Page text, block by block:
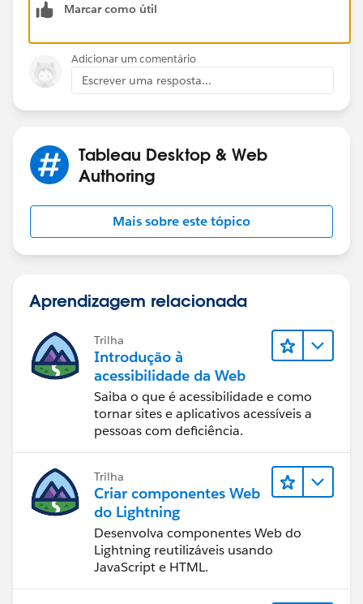
Marcar como útil
Adicionar um comentário
Escrever uma resposta...
Tableau Desktop & Web
Authoring
Mais sobre este tópico
Aprendizagem relacionada
Trilha
Introdução à
acessibilidade da Web
Saiba o que é acessibilidade e como
tornar sites e aplicativos acessíveis a
pessoas com deficiência.
Trilha
Criar componentes Web
do Lightning
Desenvolva componentes Web do
Lightning reutilizáveis usando
JavaScript e HTML.